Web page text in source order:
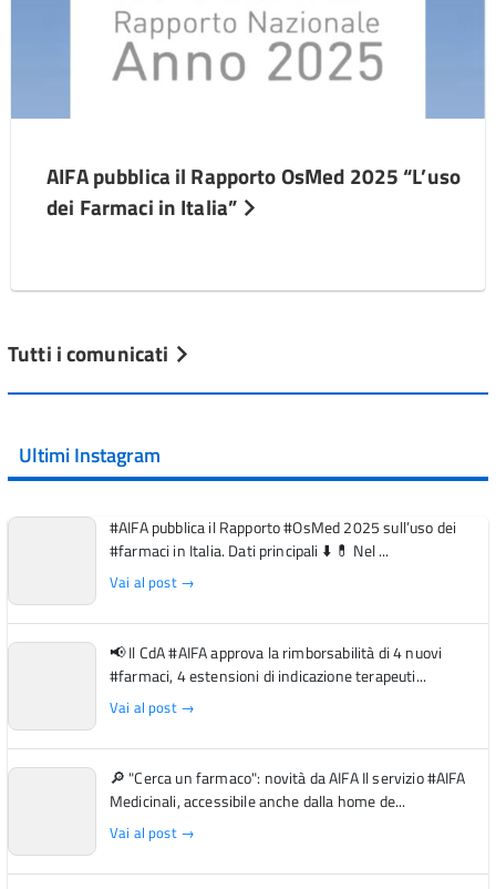
AIFA pubblica il Rapporto OsMed 2025 “L’uso
dei Farmaci in Italia”
Tutti i comunicati
Ultimi Instagram
#AIFA pubblica il Rapporto #OsMed 2025 sull’uso dei
#farmaci in Italia. Dati principali ⬇️ 💊 Nel ...
Vai al post →
📢 Il CdA #AIFA approva la rimborsabilità di 4 nuovi
#farmaci, 4 estensioni di indicazione terapeuti...
Vai al post →
🔎 "Cerca un farmaco": novità da AIFA Il servizio #AIFA
Medicinali, accessibile anche dalla home de...
Vai al post →